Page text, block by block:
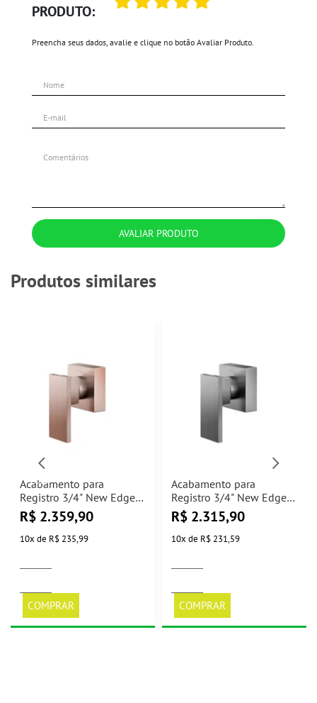
PRODUTO:
Preencha seus dados, avalie e clique no botão Avaliar Produto.
AVALIAR PRODUTO
Produtos similares
Acabamento para
Registro 3/4" New Edge
Cobre Escovado Docol
R$ 2.359,90
10x de R$ 235,99
COMPRAR
Acabamento para
Registro 3/4" New Edge
Grafite Escovado Docol
R$ 2.315,90
10x de R$ 231,59
COMPRAR